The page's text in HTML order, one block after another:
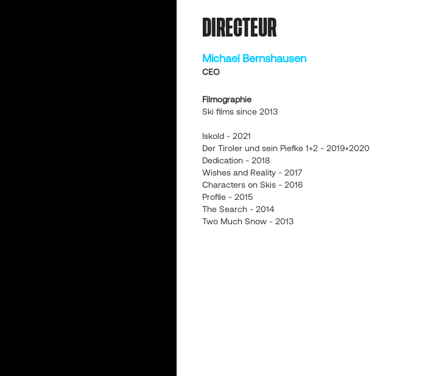
DIRECTEUR
Michael Bernshausen
CEO
Filmographie
Ski films since 2013
Iskold - 2021
Der Tiroler und sein Piefke 1+2 - 2019+2020
Dedication - 2018
Wishes and Reality - 2017
Characters on Skis - 2016
Profile - 2015
The Search - 2014
Two Much Snow - 2013